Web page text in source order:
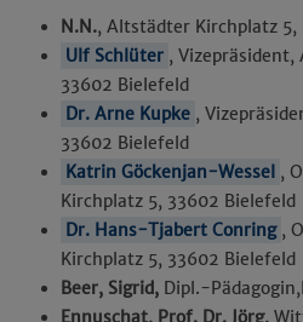
N.N., Altstädter Kirchplatz 5,
Ulf Schlüter ,
33602 Bielefeld
Dr. Arne Kupke ,
33602 Bielefeld
Katrin Göckenjan-Wessel ,
Kirchplatz 5, 33602 Bielefeld
Dr. Hans-Tjabert Conring ,
Kirchplatz 5, 33602 Bielefeld
Beer, Sigrid, Dipl.-Pädagogin,
Ennuschat, Prof. Dr. Jörg,